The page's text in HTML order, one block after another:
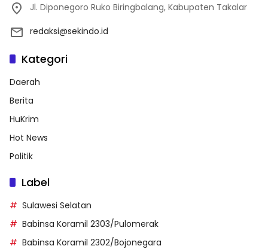
Jl. Diponegoro Ruko Biringbalang, Kabupaten Takalar
redaksi@sekindo.id
Kategori
Daerah
Berita
HuKrim
Hot News
Politik
Label
Sulawesi Selatan
Babinsa Koramil 2303/Pulomerak
Babinsa Koramil 2302/Bojonegara